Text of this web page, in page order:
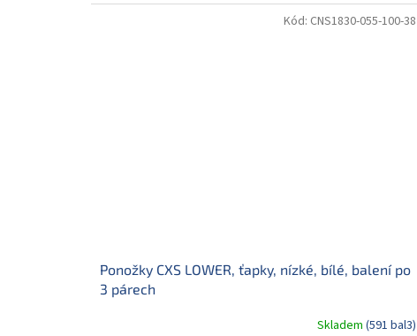
Ponožky CXS LOWER, ťapky, nízké, bílé, balení po
3 párech
Skladem(591 bal3)
Kód: CNS1830-055-100-38